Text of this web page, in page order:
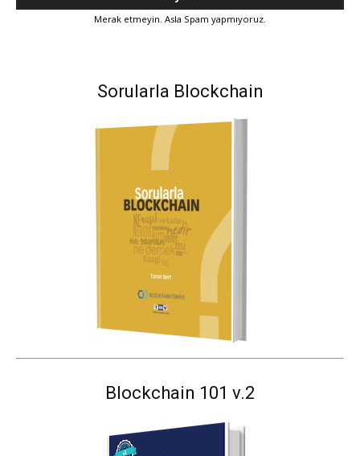
Merak etmeyin. Asla Spam yapmıyoruz.
Sorularla Blockchain
Blockchain 101 v.2